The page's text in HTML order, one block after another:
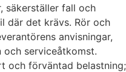
säkerställer fall och
där det krävs. Rör och
anvisningar,
serviceåtkomst.
och förväntad belastning;